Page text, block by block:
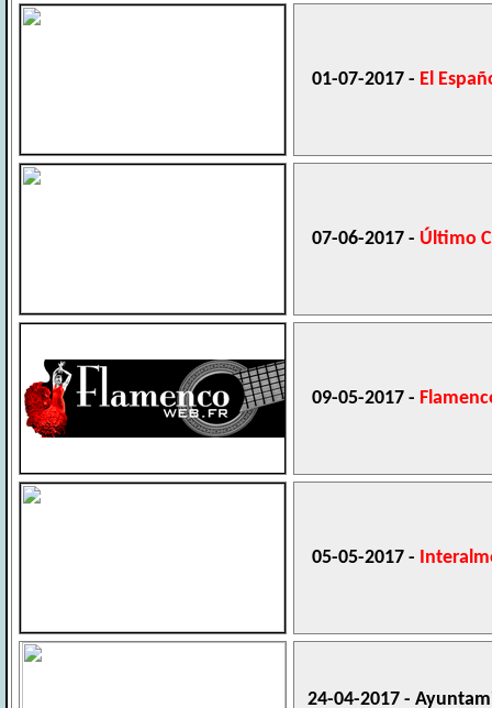
01-07-2017 - El
07-06-2017 - Último
09-05-2017 -
05-05-2017 -
24-04-2017 -